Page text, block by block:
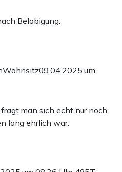
Belobigung.
09.04.2025 um
man sich echt nur noch
lang ehrlich war.